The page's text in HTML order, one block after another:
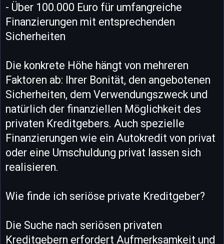
- Über 100.000 Euro für umfangreiche
Finanzierungen mit entsprechenden
Sicherheiten
Die konkrete Höhe hängt von mehreren
Faktoren ab: Ihrer Bonität, den angebotenen
Sicherheiten, dem Verwendungszweck und
natürlich der finanziellen Möglichkeit des
privaten Kreditgebers. Auch spezielle
Finanzierungen wie ein Autokredit von privat
oder eine Umschuldung privat lassen sich
realisieren.
Wie finde ich seriöse private Kreditgeber?
Die Suche nach seriösen privaten
Kreditgebern erfordert Aufmerksamkeit und